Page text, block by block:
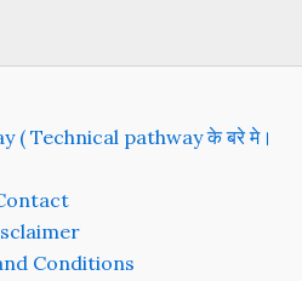
( Technical pathway के बरे मे।
Conditions